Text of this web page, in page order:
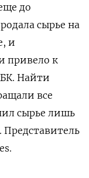
до
сырье на
и
привело к
Найти
все
сырье лишь
Представитель